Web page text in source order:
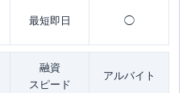
最短即日 ◯
融資
スピード
アルバイト